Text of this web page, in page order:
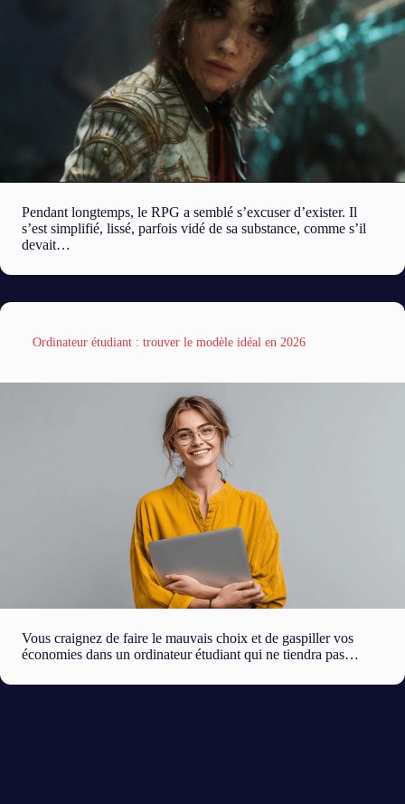
Pendant longtemps, le RPG a semblé s’excuser d’exister. Il
s’est simplifié, lissé, parfois vidé de sa substance, comme s’il
devait…
Ordinateur étudiant : trouver le modèle idéal en 2026
Vous craignez de faire le mauvais choix et de gaspiller vos
économies dans un ordinateur étudiant qui ne tiendra pas…